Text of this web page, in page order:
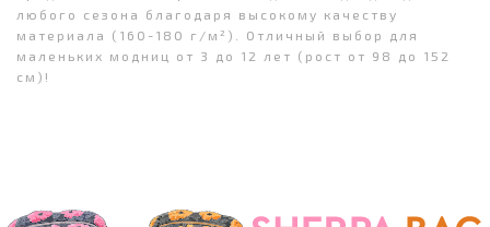
любого сезона благодаря высокому качеству
материала (160-180 г/м²). Отличный выбор для
маленьких модниц от 3 до 12 лет (рост от 98 до 152
см)!